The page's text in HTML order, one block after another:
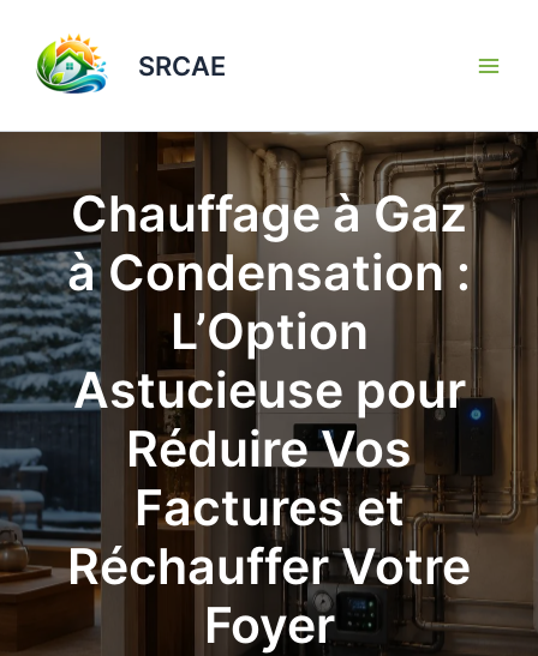
contenu
SRCAE
Chauffage à Gaz
à Condensation :
L’Option
Astucieuse pour
Réduire Vos
Factures et
Réchauffer Votre
Foyer